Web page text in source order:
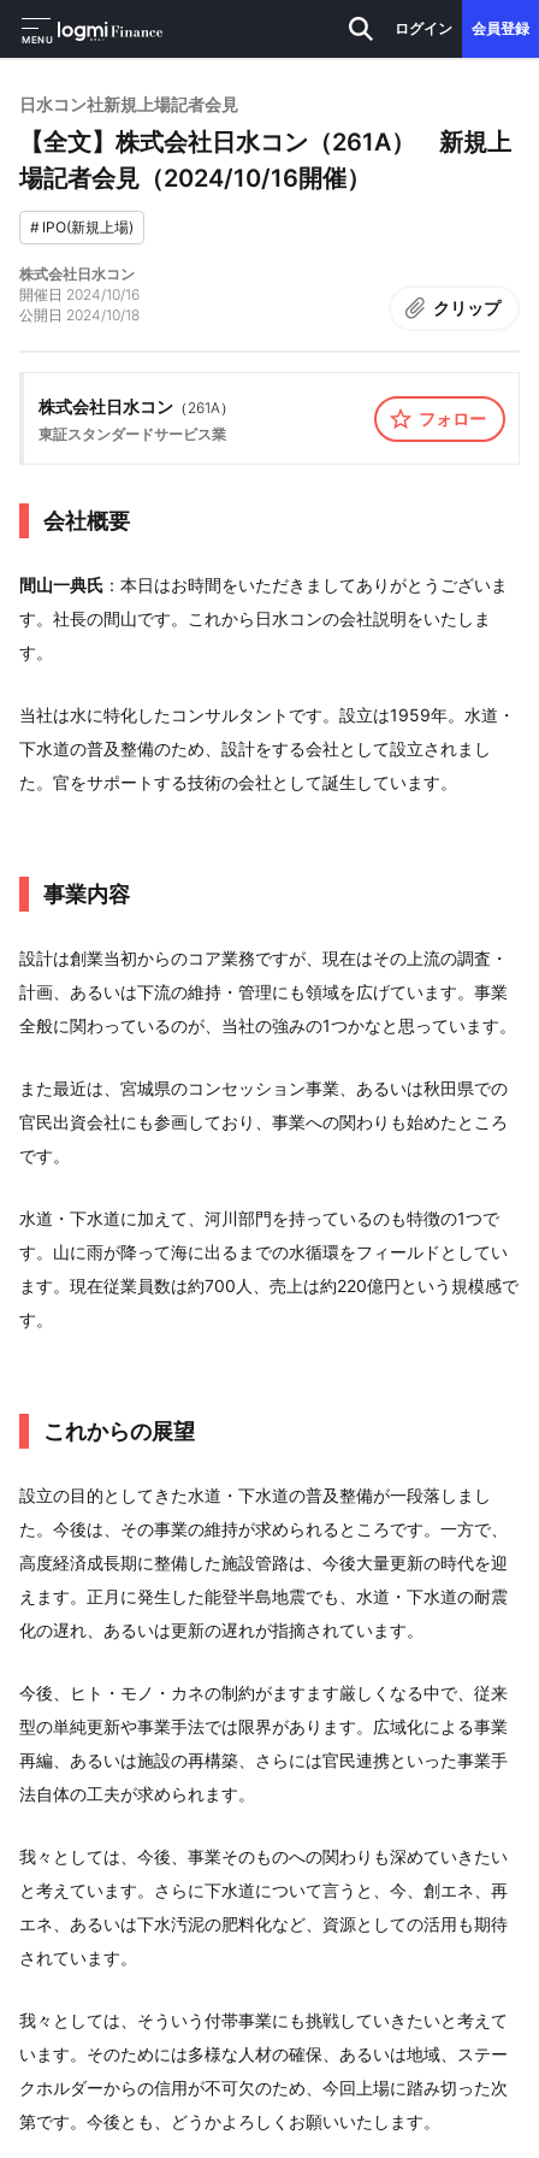
MENU
ログイン 会員登録
日水コン社新規上場記者会見
【全文】株式会社日水コン（261A） 新規上
場記者会見（2024/10/16開催）
# IPO(新規上場)
株式会社日水コン
開催日 2024/10/16
公開日 2024/10/18 クリップ
株式会社日水コン （ 261A）
東証スタンダードサービス業
フォロー
会社概要
間山一典氏 ：本日はお時間をいただきましてありがとうございま
す。社長の間山です。これから日水コンの会社説明をいたしま
す。
当社は水に特化したコンサルタントです。設立は1959年。水道・
下水道の普及整備のため、設計をする会社として設立されまし
た。官をサポートする技術の会社として誕生しています。
事業内容
設計は創業当初からのコア業務ですが、現在はその上流の調査・
計画、あるいは下流の維持・管理にも領域を広げています。事業
全般に関わっているのが、当社の強みの1つかなと思っています。
また最近は、宮城県のコンセッション事業、あるいは秋田県での
官民出資会社にも参画しており、事業への関わりも始めたところ
です。
水道・下水道に加えて、河川部門を持っているのも特徴の1つで
す。山に雨が降って海に出るまでの水循環をフィールドとしてい
ます。現在従業員数は約700人、売上は約220億円という規模感で
す。
これからの展望
設立の目的としてきた水道・下水道の普及整備が一段落しまし
た。今後は、その事業の維持が求められるところです。一方で、
高度経済成長期に整備した施設管路は、今後大量更新の時代を迎
えます。正月に発生した能登半島地震でも、水道・下水道の耐震
化の遅れ、あるいは更新の遅れが指摘されています。
今後、ヒト・モノ・カネの制約がますます厳しくなる中で、従来
型の単純更新や事業手法では限界があります。広域化による事業
再編、あるいは施設の再構築、さらには官民連携といった事業手
法自体の工夫が求められます。
我々としては、今後、事業そのものへの関わりも深めていきたい
と考えています。さらに下水道について言うと、今、創エネ、再
エネ、あるいは下水汚泥の肥料化など、資源としての活用も期待
されています。
我々としては、そういう付帯事業にも挑戦していきたいと考えて
います。そのためには多様な人材の確保、あるいは地域、ステー
クホルダーからの信用が不可欠のため、今回上場に踏み切った次
第です。今後とも、どうかよろしくお願いいたします。